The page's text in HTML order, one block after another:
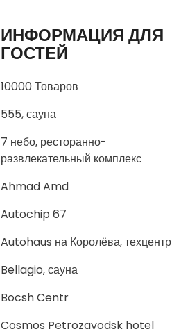
ИНФОРМАЦИЯ ДЛЯ
ГОСТЕЙ
10000 Товаров
555, сауна
7 небо, ресторанно-
развлекательный комплекс
Ahmad Amd
Autochip 67
Autohaus на Королёва, техцентр
Bellagio, сауна
Bocsh Centr
Cosmos Petrozavodsk hotel